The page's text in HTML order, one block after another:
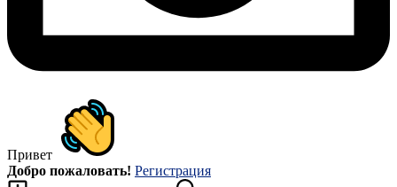
Привет
Добро пожаловать! Регистрация